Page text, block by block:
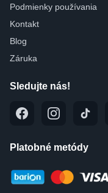
Podmienky používania
Kontakt
Blog
Záruka
Sledujte nás!
Platobné metódy